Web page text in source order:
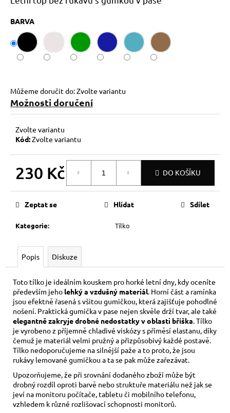
BARVA
Můžeme doručit do:Zvolte variantu
Možnosti doručení
Zvolte variantu
Kód:Zvolte variantu
230 Kč DO KOŠÍKU
Kategorie: Tílko
Zeptat se Hlídat Sdílet
Popis Diskuze
Toto tílko je ideálním kouskem pro horké letní dny, kdy oceníte
především jeho lehký a vzdušný materiál . Horní část a ramínka
jsou efektně řasená s všitou gumičkou, která zajišťuje pohodlné
nošení. Praktická gumička v pase nejen skvěle drží tvar, ale také
elegantně zakryje drobné nedostatky v oblasti bříška . Tílko
je vyrobeno z příjemně chladivé viskózy s příměsí elastanu, díky
čemuž je materiál velmi pružný a přizpůsobivý každé postavě.
Tílko nedoporučujeme na silnější paže a to proto, že jsou
rukávy lemované gumičkou a ta se pak může zařezávat.
Upozorňujeme, že při srovnání dodaného zboží může být
drobný rozdíl oproti barvě nebo struktuře materiálu než jak se
jeví na monitoru počítače, tabletu či mobilního telefonu,
vzhledem k různé rozlišovací schopnosti monitorů.
j
m